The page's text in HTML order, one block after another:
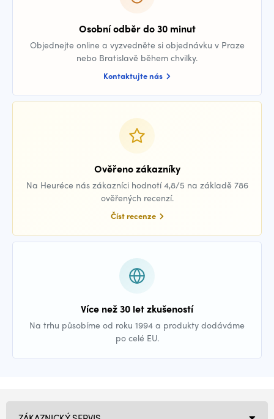
Osobní odběr do 30 minut
Objednejte online a vyzvedněte si objednávku v Praze
nebo Bratislavě během chvilky.
Kontaktujte nás
Ověřeno zákazníky
Na Heuréce nás zákazníci hodnotí 4,8/5 na základě 786
ověřených recenzí.
Číst recenze
Více než 30 let zkušeností
Na trhu působíme od roku 1994 a produkty dodáváme
po celé EU.